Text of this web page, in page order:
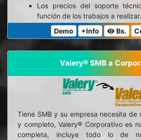
Los precios del soporte
función de los trabajos a realizar.
Demo
+Info visibilityBs.
Valery® SMB a
Tiene SMB y su empresa necesita de
y completo, Valery® Corporativo es
completa, incluye todo lo de